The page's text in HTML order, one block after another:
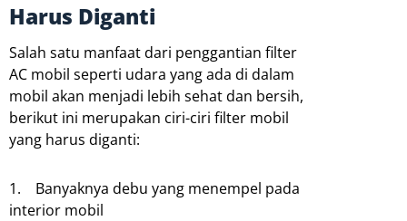
Harus Diganti
Salah satu manfaat dari penggantian filter
AC mobil seperti udara yang ada di dalam
mobil akan menjadi lebih sehat dan bersih,
berikut ini merupakan ciri-ciri filter mobil
yang harus diganti:
1. Banyaknya debu yang menempel pada
interior mobil